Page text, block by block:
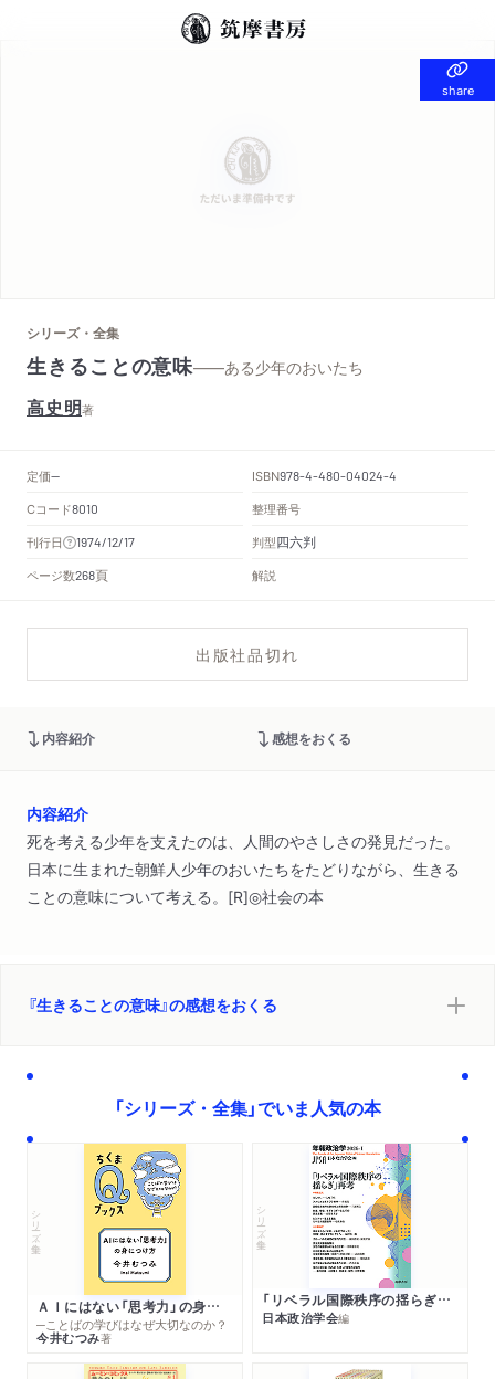
share
share
シリーズ・全集
生きることの意味——ある少年のおいたち
高史明著
定価-- ISBN978-4-480-04024-4
Cコード8010
整理番号
刊行日
1974/12/17 判型四六判
ページ数268頁 解説
出版社品切れ
内容紹介 感想をおくる
内容紹介
死を考える少年を支えたのは、人間のやさしさの発見だった。
日本に生まれた朝鮮人少年のおいたちをたどりながら、生きる
ことの意味について考える。[R]◎社会の本
『生きることの意味』の感想をおくる
「シリーズ・全集」でいま人気の本
シリーズ・全集
ＡＩにはない「思考力」の身につけ方
─ことばの学びはなぜ大切なのか？
今井むつみ著
シリーズ・全集
「リベラル国際秩序の揺らぎ」再考 年報政治学２０２６‐Ⅰ
日本政治学会編